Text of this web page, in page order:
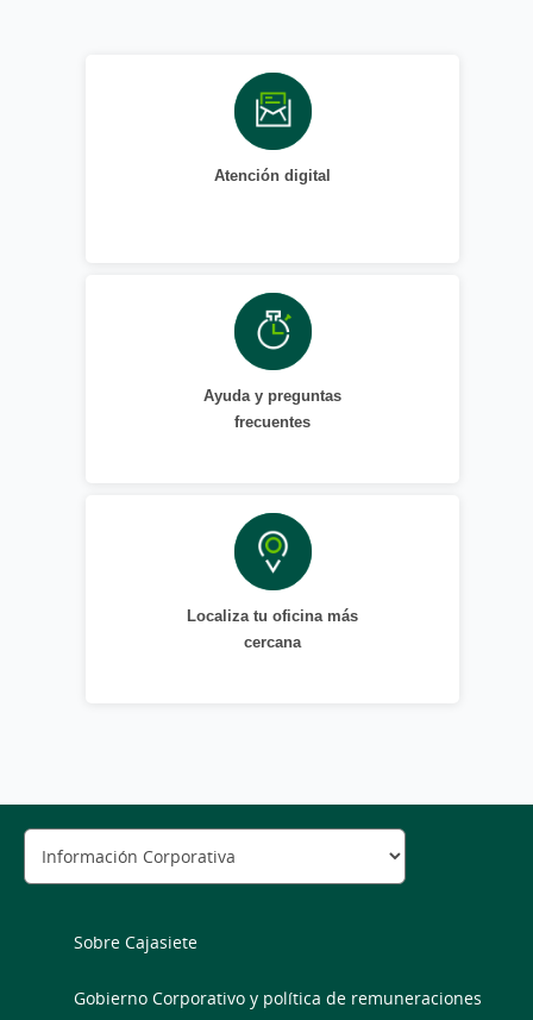
Atención digital
Ayuda y preguntas
frecuentes
Localiza tu oficina más
cercana
Sobre Cajasiete
Gobierno Corporativo y política de remuneraciones